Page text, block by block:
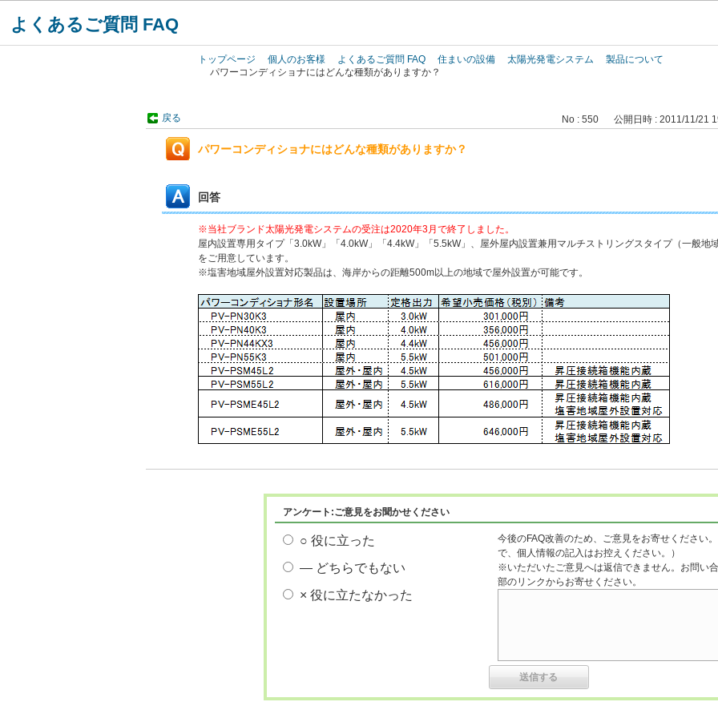
よくあるご質問 FAQ
トップページ 個人のお客様 よくあるご質問 FAQ 住まいの設備 太陽光発電システム
製品について
パワーコンディショナにはどんな種類がありますか？
戻る No : 550 公開日時 : 2011/11/21
パワーコンディショナにはどんな種類がありますか？
回答
※当社ブランド太陽光発電システムの受注は2020年3月で終了しました。
屋内設置専用タイプ「3.0kW」「4.0kW」「4.4kW」「5.5kW」、屋外屋内設置兼用マルチストリングスタイプ（一般地
をご用意しています。
※塩害地域屋外設置対応製品は、海岸からの距離500m以上の地域で屋外設置が可能です。
アンケート:ご意見をお聞かせください
○ 役に立った
― どちらでもない
× 役に立たなかった
今後のFAQ改善のため、ご意見をお寄せください
で、個人情報の記入はお控えください。）
※いただいたご意見へは返信できません。お問い
部のリンクからお寄せください。